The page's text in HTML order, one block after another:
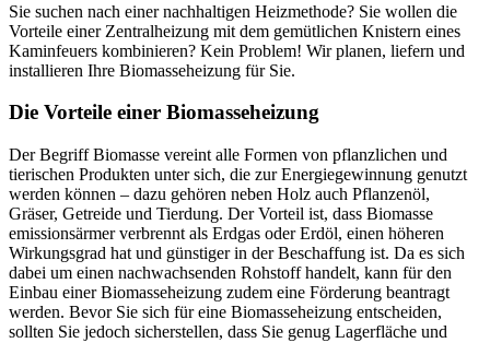
Sie suchen nach einer nachhaltigen Heizmethode? Sie wollen die
Vorteile einer Zentralheizung mit dem gemütlichen Knistern eines
Kaminfeuers kombinieren? Kein Problem! Wir planen, liefern und
installieren Ihre Biomasseheizung für Sie.
Die Vorteile einer Biomasseheizung
Der Begriff Biomasse vereint alle Formen von pflanzlichen und
tierischen Produkten unter sich, die zur Energiegewinnung genutzt
werden können – dazu gehören neben Holz auch Pflanzenöl,
Gräser, Getreide und Tierdung. Der Vorteil ist, dass Biomasse
emissionsärmer verbrennt als Erdgas oder Erdöl, einen höheren
Wirkungsgrad hat und günstiger in der Beschaffung ist. Da es sich
dabei um einen nachwachsenden Rohstoff handelt, kann für den
Einbau einer Biomasseheizung zudem eine Förderung beantragt
werden. Bevor Sie sich für eine Biomasseheizung entscheiden,
sollten Sie jedoch sicherstellen, dass Sie genug Lagerfläche und